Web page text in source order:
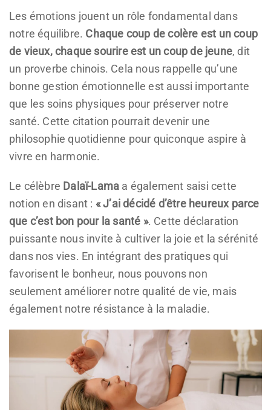
Les émotions jouent un rôle fondamental dans
notre équilibre. Chaque coup de colère est un coup
de vieux, chaque sourire est un coup de jeune, dit
un proverbe chinois. Cela nous rappelle qu’une
bonne gestion émotionnelle est aussi importante
que les soins physiques pour préserver notre
santé. Cette citation pourrait devenir une
philosophie quotidienne pour quiconque aspire à
vivre en harmonie.
Le célèbre Dalaï-Lama a également saisi cette
notion en disant : « J’ai décidé d’être heureux parce
que c’est bon pour la santé ». Cette déclaration
puissante nous invite à cultiver la joie et la sérénité
dans nos vies. En intégrant des pratiques qui
favorisent le bonheur, nous pouvons non
seulement améliorer notre qualité de vie, mais
également notre résistance à la maladie.